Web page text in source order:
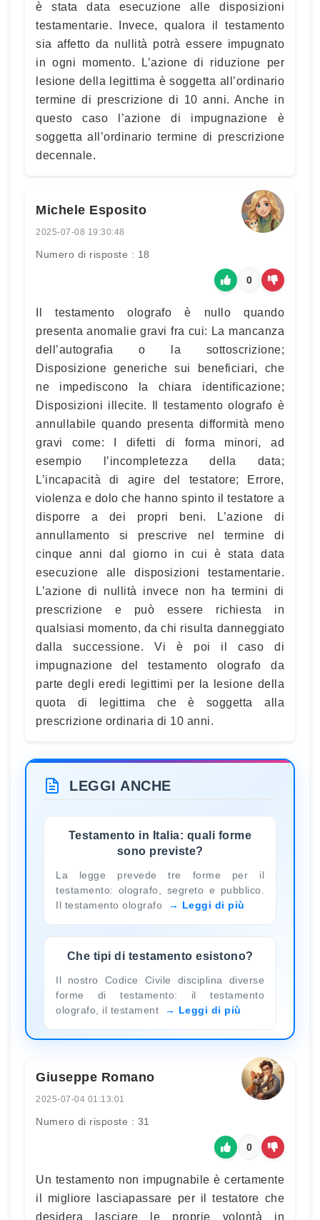
è stata data esecuzione alle disposizioni
testamentarie. Invece, qualora il testamento
sia affetto da nullità potrà essere impugnato
in ogni momento. L’azione di riduzione per
lesione della legittima è soggetta all’ordinario
termine di prescrizione di 10 anni. Anche in
questo caso l’azione di impugnazione è
soggetta all’ordinario termine di prescrizione
decennale.
Michele Esposito
2025-07-08 19:30:48
Numero di risposte : 18
0
Il testamento olografo è nullo quando
presenta anomalie gravi fra cui: La mancanza
dell’autografia o la sottoscrizione;
Disposizione generiche sui beneficiari, che
ne impediscono la chiara identificazione;
Disposizioni illecite. Il testamento olografo è
annullabile quando presenta difformità meno
gravi come: I difetti di forma minori, ad
esempio l’incompletezza della data;
L’incapacità di agire del testatore; Errore,
violenza e dolo che hanno spinto il testatore a
disporre a dei propri beni. L’azione di
annullamento si prescrive nel termine di
cinque anni dal giorno in cui è stata data
esecuzione alle disposizioni testamentarie.
L’azione di nullità invece non ha termini di
prescrizione e può essere richiesta in
qualsiasi momento, da chi risulta danneggiato
dalla successione. Vi è poi il caso di
impugnazione del testamento olografo da
parte degli eredi legittimi per la lesione della
quota di legittima che è soggetta alla
prescrizione ordinaria di 10 anni.
LEGGI ANCHE
Testamento in Italia: quali forme
sono previste?
La legge prevede tre forme per il
testamento: olografo, segreto e pubblico.
Il testamento olografo
Leggi di più
Che tipi di testamento esistono?
Il nostro Codice Civile disciplina diverse
forme di testamento: il testamento
olografo, il testament
Leggi di più
Giuseppe Romano
2025-07-04 01:13:01
Numero di risposte : 31
0
Un testamento non impugnabile è certamente
il migliore lasciapassare per il testatore che
desidera lasciare le proprie volontà in